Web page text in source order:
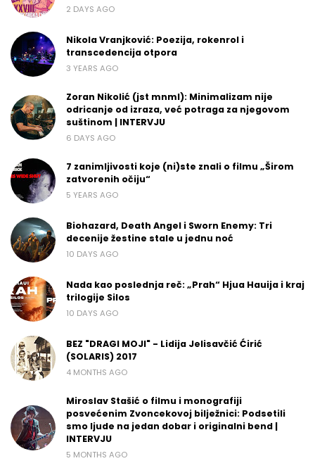
2 DAYS AGO
Nikola Vranjković: Poezija, rokenrol i
transcedencija otpora
3 YEARS AGO
Zoran Nikolić (jst mnml): Minimalizam nije
odricanje od izraza, već potraga za njegovom
suštinom | INTERVJU
6 DAYS AGO
7 zanimljivosti koje (ni)ste znali o filmu „Širom
zatvorenih očiju“
5 YEARS AGO
Biohazard, Death Angel i Sworn Enemy: Tri
decenije žestine stale u jednu noć
10 DAYS AGO
Nada kao poslednja reč: „Prah“ Hjua Hauija i kraj
trilogije Silos
10 DAYS AGO
BEZ "DRAGI MOJI" - Lidija Jelisavčić Ćirić
(SOLARIS) 2017
4 MONTHS AGO
Miroslav Stašić o filmu i monografiji
posvećenim Zvoncekovoj bilježnici: Podsetili
smo ljude na jedan dobar i originalni bend |
INTERVJU
5 MONTHS AGO